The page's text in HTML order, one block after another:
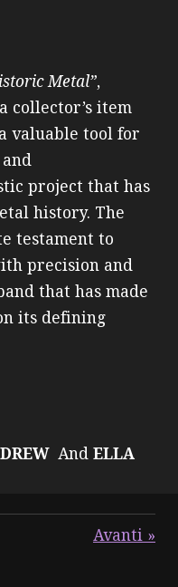
Metal”,
collector’s item
valuable tool for
project that has
history. The
testament to
precision and
that has made
its defining
DREW And ELLA
Avanti »